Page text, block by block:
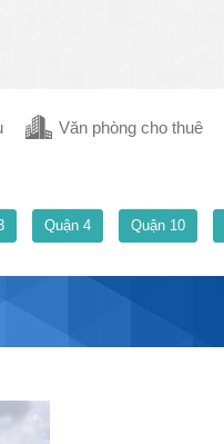
Văn phòng cho thuê
Quận 4 Quận 10